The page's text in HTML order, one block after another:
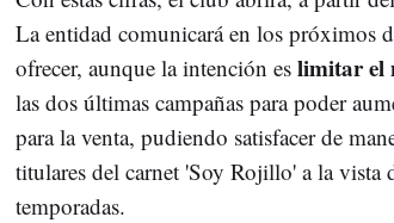
La entidad comunicará en los próximos
ofrecer, aunque la intención es limitar el
las dos últimas campañas para poder
para la venta, pudiendo satisfacer de
titulares del carnet 'Soy Rojillo' a la vista
temporadas.